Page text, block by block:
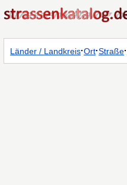
Länder / Landkreis·Ort·Straße·